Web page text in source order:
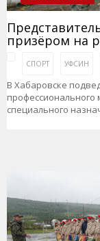
призёром на
СПОРТ УФСИН
В Хабаровске
профессионального
специального